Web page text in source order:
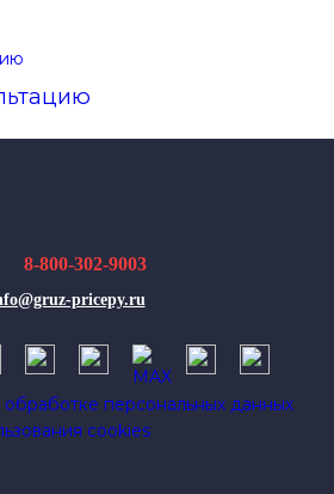
8-800-302-9003
pricepy.ru
персональных данных
cookies